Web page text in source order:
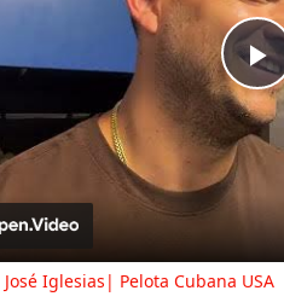
Iglesias| Pelota Cubana USA